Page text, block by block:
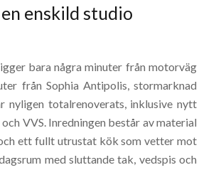
enskild studio
bara några minuter från motorväg
från Sophia Antipolis, stormarknad
nyligen totalrenoverats, inklusive nytt
VVS. Inredningen består av material
ett fullt utrustat kök som vetter mot
med sluttande tak, vedspis och